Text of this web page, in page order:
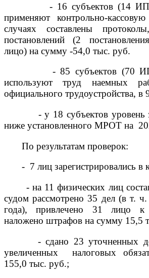
- 16 субъектов (14 ИП
применяют контрольно-
случаях составлены
постановлений (2
лицо) на сумму -54,0 тыс. руб.
- 85 субъектов (70 ИП
используют труд наемных
официального трудоустройства, в
- у 18 субъектов уровень
ниже установленного МРОТ на
По результатам проверок:
- 7 лиц зарегистрировались в
- на 11 физических лиц
судом рассмотрено 35 дел (в т.
года), привлечено 31 лицо к
наложено штрафов на сумму 15,5
- сдано 23 уточненных
увеличенных налоговых
155,0 тыс. руб.;